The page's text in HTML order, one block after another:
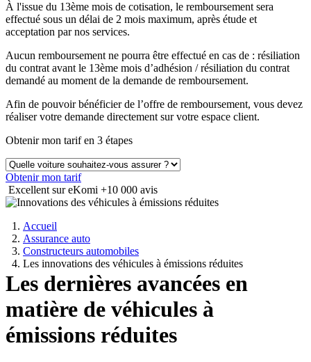
À l'issue du 13ème mois de cotisation, le remboursement sera
effectué sous un délai de 2 mois maximum, après étude et
acceptation par nos services.
Aucun remboursement ne pourra être effectué en cas de : résiliation
du contrat avant le 13ème mois d’adhésion / résiliation du contrat
demandé au moment de la demande de remboursement.
Afin de pouvoir bénéficier de l’offre de remboursement, vous devez
réaliser votre demande directement sur votre espace client.
Obtenir mon tarif en 3 étapes
Obtenir mon tarif
Excellent sur eKomi +10 000 avis
Accueil
Assurance auto
Constructeurs automobiles
Les innovations des véhicules à émissions réduites
Les dernières avancées en
matière de véhicules à
émissions réduites